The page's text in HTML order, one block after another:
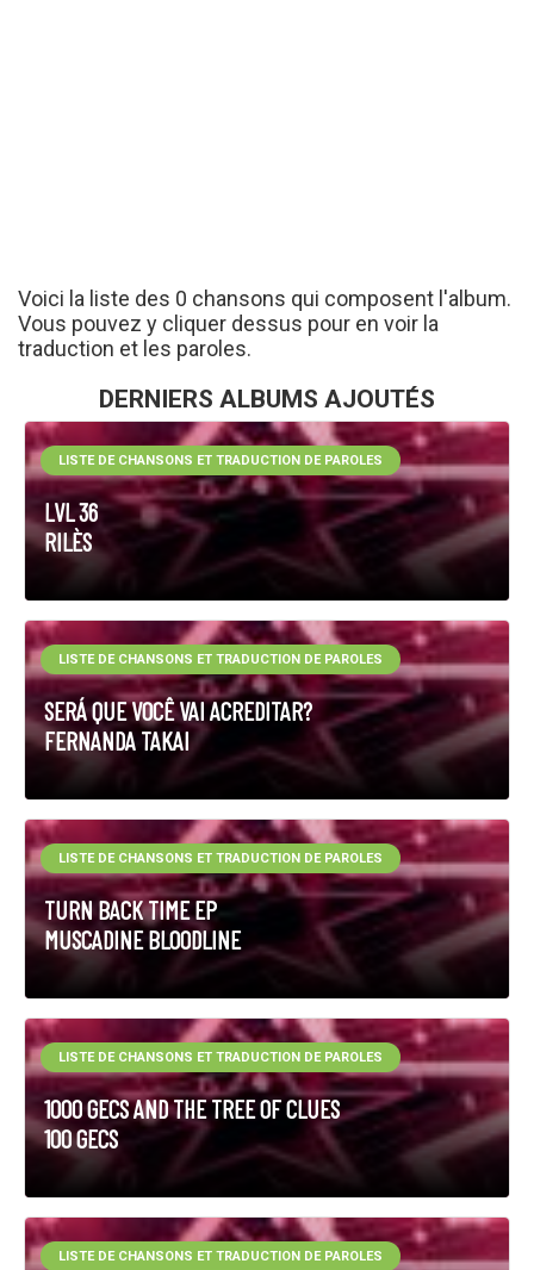
Voici la liste des 0 chansons qui composent l'album.
Vous pouvez y cliquer dessus pour en voir la
traduction et les paroles.
DERNIERS ALBUMS AJOUTÉS
LVL 36
RILÈS
LISTE DE CHANSONS ET TRADUCTION DE PAROLES
SERÁ QUE VOCÊ VAI ACREDITAR?
FERNANDA TAKAI
LISTE DE CHANSONS ET TRADUCTION DE PAROLES
TURN BACK TIME EP
MUSCADINE BLOODLINE
LISTE DE CHANSONS ET TRADUCTION DE PAROLES
1000 GECS AND THE TREE OF CLUES
100 GECS
LISTE DE CHANSONS ET TRADUCTION DE PAROLES
LISTE DE CHANSONS ET TRADUCTION DE PAROLES